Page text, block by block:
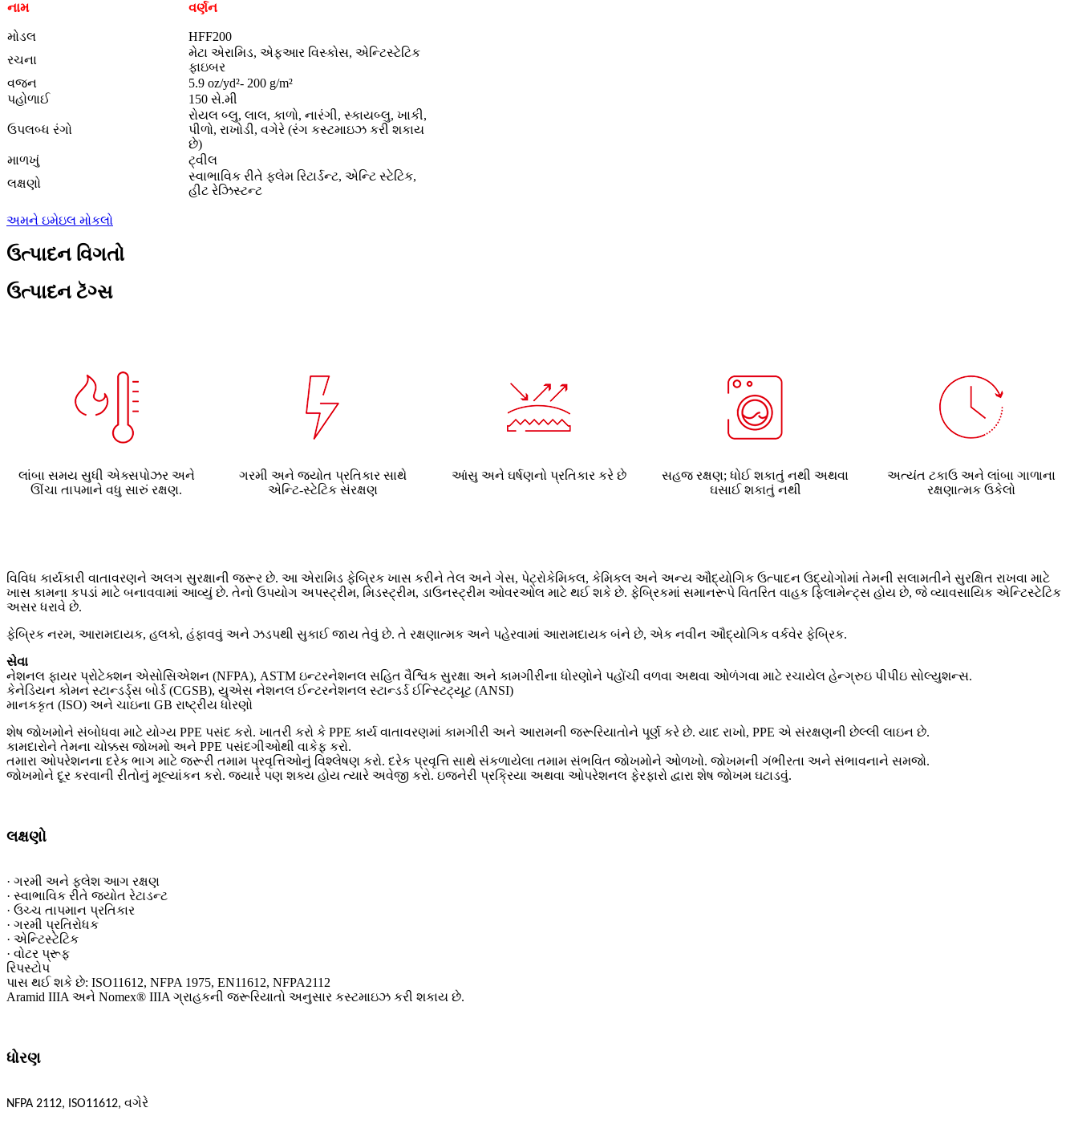
નામ વર્ણન
મોડલ
HFF200
રચના
મેટા એરામિડ, એફઆર વિસ્કોસ, એન્ટિસ્ટેટિક
ફાઇબર
વજન
5.9 oz/yd²- 200 g/m²
પહોળાઈ
150 સે.મી
ઉપલબ્ધ રંગો
રોયલ બ્લુ, લાલ, કાળો, નારંગી, સ્કાયબ્લુ, ખાકી,
પીળો, રાખોડી, વગેરે (રંગ કસ્ટમાઇઝ કરી શકાય
છે)
માળખું
ટ્વીલ
લક્ષણો
સ્વાભાવિક રીતે ફ્લેમ રિટાર્ડન્ટ, એન્ટિ સ્ટેટિક,
હીટ રેઝિસ્ટન્ટ
અમને ઇમેઇલ મોકલો
ઉત્પાદન વિગતો
ઉત્પાદન ટૅગ્સ
લાંબા સમય સુધી એક્સપોઝર અને
ઊંચા તાપમાને વધુ સારું રક્ષણ.
ગરમી અને જ્યોત પ્રતિકાર સાથે
એન્ટિ-સ્ટેટિક સંરક્ષણ
આંસુ અને ઘર્ષણનો પ્રતિકાર કરે છે
સહજ રક્ષણ; ધોઈ શકાતું નથી અથવા
ઘસાઈ શકાતું નથી
અત્યંત ટકાઉ અને લાંબા ગાળાના
રક્ષણાત્મક ઉકેલો
વિવિધ કાર્યકારી વાતાવરણને અલગ સુરક્ષાની જરૂર છે. આ એરામિડ ફેબ્રિક ખાસ કરીને તેલ અને ગેસ, પેટ્રોકેમિકલ, કેમિકલ અને અન્ય ઔદ્યોગિક ઉત્પાદન ઉદ્યોગોમાં તેમની સલામતીને સુરક્ષિત રાખવા માટે
ખાસ કામના કપડાં માટે બનાવવામાં આવ્યું છે. તેનો ઉપયોગ અપસ્ટ્રીમ, મિડસ્ટ્રીમ, ડાઉનસ્ટ્રીમ ઓવરઓલ માટે થઈ શકે છે. ફેબ્રિકમાં સમાનરૂપે વિતરિત વાહક ફિલામેન્ટ્સ હોય છે, જે વ્યાવસાયિક એન્ટિસ્ટેટિક
અસર ધરાવે છે.
ફેબ્રિક નરમ, આરામદાયક, હલકો, હંફાવવું અને ઝડપથી સુકાઈ જાય તેવું છે. તે રક્ષણાત્મક અને પહેરવામાં આરામદાયક બંને છે, એક નવીન ઔદ્યોગિક વર્કવેર ફેબ્રિક.
સેવા
નેશનલ ફાયર પ્રોટેક્શન એસોસિએશન (NFPA), ASTM ઇન્ટરનેશનલ સહિત વૈશ્વિક સુરક્ષા અને કામગીરીના ધોરણોને પહોંચી વળવા અથવા ઓળંગવા માટે રચાયેલ હેન્ગ્રુઇ પીપીઇ સોલ્યુશન્સ.
કેનેડિયન કોમન સ્ટાન્ડર્ડ્સ બોર્ડ (CGSB), યુએસ નેશનલ ઈન્ટરનેશનલ સ્ટાન્ડર્ડ ઈન્સ્ટિટ્યૂટ (ANSI)
માનકકૃત (ISO) અને ચાઇના GB રાષ્ટ્રીય ધોરણો
શેષ જોખમોને સંબોધવા માટે યોગ્ય PPE પસંદ કરો. ખાતરી કરો કે PPE કાર્ય વાતાવરણમાં કામગીરી અને આરામની જરૂરિયાતોને પૂર્ણ કરે છે. યાદ રાખો, PPE એ સંરક્ષણની છેલ્લી લાઇન છે.
કામદારોને તેમના ચોક્કસ જોખમો અને PPE પસંદગીઓથી વાકેફ કરો.
તમારા ઓપરેશનના દરેક ભાગ માટે જરૂરી તમામ પ્રવૃત્તિઓનું વિશ્લેષણ કરો. દરેક પ્રવૃત્તિ સાથે સંકળાયેલા તમામ સંભવિત જોખમોને ઓળખો. જોખમની ગંભીરતા અને સંભાવનાને સમજો.
જોખમોને દૂર કરવાની રીતોનું મૂલ્યાંકન કરો. જ્યારે પણ શક્ય હોય ત્યારે અવેજી કરો. ઇજનેરી પ્રક્રિયા અથવા ઓપરેશનલ ફેરફારો દ્વારા શેષ જોખમ ઘટાડવું.
લક્ષણો
· ગરમી અને ફ્લેશ આગ રક્ષણ
· સ્વાભાવિક રીતે જ્યોત રેટાડન્ટ
· ઉચ્ચ તાપમાન પ્રતિકાર
· ગરમી પ્રતિરોધક
· એન્ટિસ્ટેટિક
· વોટર પ્રૂફ
રિપસ્ટોપ
પાસ થઈ શકે છે: ISO11612, NFPA 1975, EN11612, NFPA2112
Aramid IIIA અને Nomex® IIIA ગ્રાહકની જરૂરિયાતો અનુસાર કસ્ટમાઇઝ કરી શકાય છે.
ધોરણ
NFPA 2112, ISO11612, વગેરે